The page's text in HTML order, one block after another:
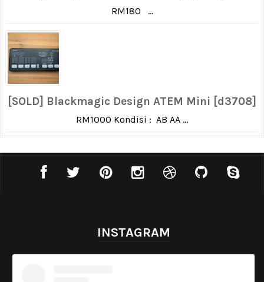
RM180 ...
[SOLD] Blackmagic Design ATEM Mini [d3708]
RM1000 Kondisi : AB AA ...
INSTAGRAM